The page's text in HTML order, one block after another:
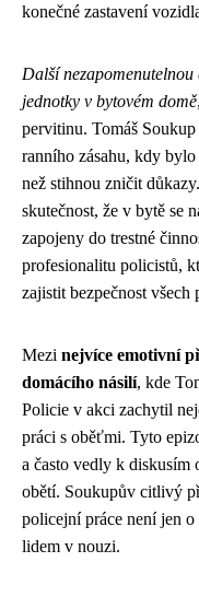
konečné zastavení
Další
jednotky v bytovém domě
pervitinu. Tomáš
ranního zásahu, kdy
než stihnou zničit
skutečnost, že v bytě se
zapojeny do trestné
profesionalitu policistů,
zajistit bezpečnost všech
Mezi nejvíce emotivní
domácího násilí, kde
Policie v akci zachytil
práci s oběťmi. Tyto
a často vedly k diskusím
obětí. Soukupův citlivý
policejní práce není jen
lidem v nouzi.